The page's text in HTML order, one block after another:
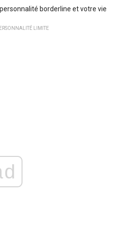
borderline et votre vie
LIMITE